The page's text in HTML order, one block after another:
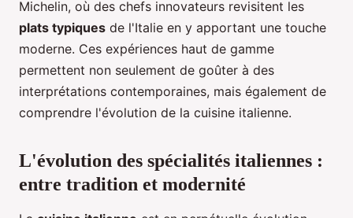
Michelin, où des chefs innovateurs revisitent les
plats typiques de l'Italie en y apportant une touche
moderne. Ces expériences haut de gamme
permettent non seulement de goûter à des
interprétations contemporaines, mais également de
comprendre l'évolution de la cuisine italienne.
L'évolution des spécialités italiennes :
entre tradition et modernité